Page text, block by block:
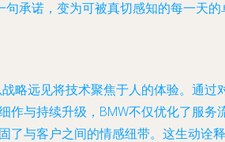
句承诺，变为可被真切感知的每一天的
略远见将技术聚焦于人的体验。通过
作与持续升级，BMW不仅优化了服务
了与客户之间的情感纽带。这生动诠释